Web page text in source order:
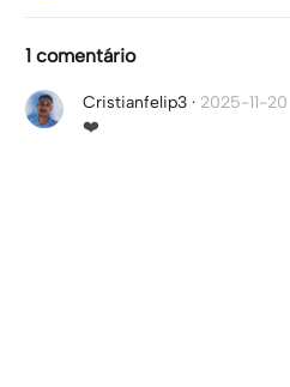
1 comentário
Cristianfelip3 · 2025-11-20
❤️